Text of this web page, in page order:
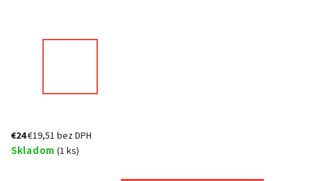
€24€19,51 bez DPH
Skladom (1 ks)